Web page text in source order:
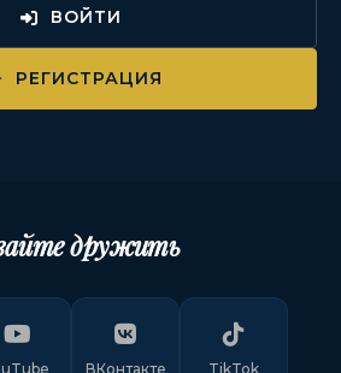
ВОЙТИ
РЕГИСТРАЦИЯ
дружить
ВКонтакте TikTok